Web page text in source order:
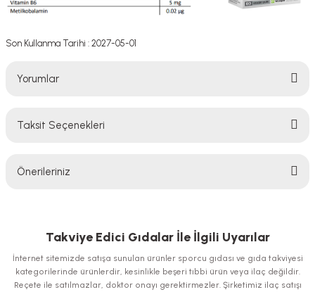
Son Kullanma Tarihi : 2027-05-01
Yorumlar
Taksit Seçenekleri
Önerileriniz
iletebilirsiniz.
Görüş ve önerileriniz için teşekkür ederiz.
Ürün resmi kalitesiz, bozuk veya görüntülenemiyor.
Takviye Edici Gıdalar İle İlgili Uyarılar
İnternet sitemizde satışa sunulan ürünler sporcu gıdası ve gıda takviyesi
kategorilerinde ürünlerdir, kesinlikle beşeri tıbbi ürün veya ilaç değildir.
Reçete ile satılmazlar, doktor onayı gerektirmezler. Şirketimiz ilaç satışı